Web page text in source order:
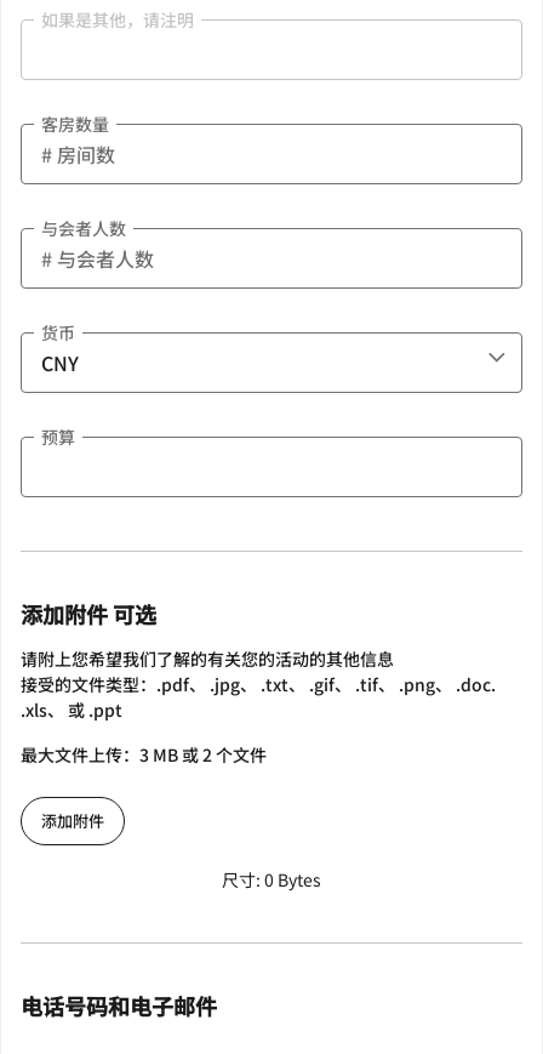
如果是其他，请注明
客房数量
与会者人数
货币
预算
添加附件 可选
请附上您希望我们了解的有关您的活动的其他信息
接受的文件类型：.pdf、 .jpg、 .txt、 .gif、 .tif、 .png、 .doc.
.xls、 或 .ppt
最大文件上传：3 MB 或 2 个文件
添加附件
尺寸: 0 Bytes
电话号码和电子邮件